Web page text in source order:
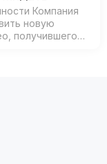
Компания
новую
получившего